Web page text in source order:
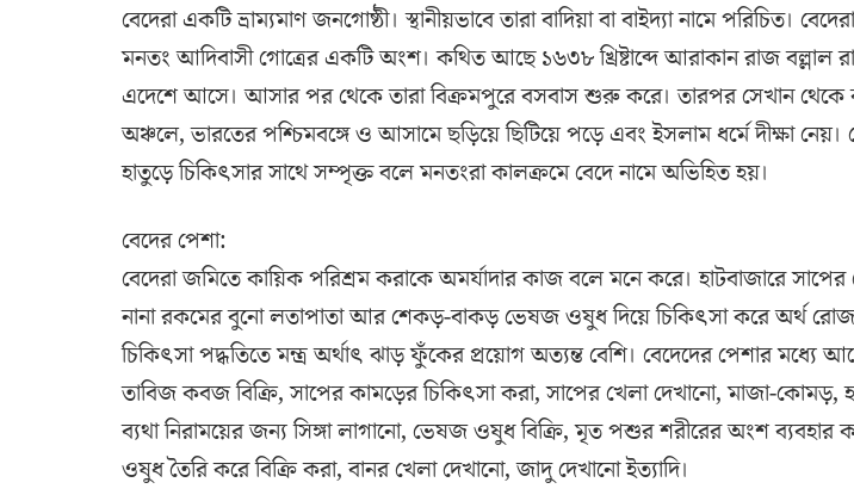
বেদেরা একটি ভ্রাম্যমাণ জনগোষ্ঠী। স্থানীয়ভাবে তারা বাদিয়া বা বাইদ্যা নামে পরিচিত।
মনতং আদিবাসী গোত্রের একটি অংশ। কথিত আছে ১৬৩৮ খ্রিষ্টাব্দে আরাকান রাজ বল্লাল
এদেশে আসে। আসার পর থেকে তারা বিক্রমপুরে বসবাস শুরু করে। তারপর সেখান থেকে
অঞ্চলে, ভারতের পশ্চিমবঙ্গে ও আসামে ছড়িয়ে ছিটিয়ে পড়ে এবং ইসলাম ধর্মে দীক্ষা নেয়।
হাতুড়ে চিকিৎসার সাথে সম্পৃক্ত বলে মনতংরা কালক্রমে বেদে নামে অভিহিত হয়।
বেদের পেশা:
বেদেরা জমিতে কায়িক পরিশ্রম করাকে অমর্যাদার কাজ বলে মনে করে। হাটবাজারে
নানা রকমের বুনো লতাপাতা আর শেকড়-বাকড় ভেষজ ওষুধ দিয়ে চিকিৎসা করে অর্থ
চিকিৎসা পদ্ধতিতে মন্ত্র অর্থাৎ ঝাড় ফুঁকের প্রয়োগ অত্যন্ত বেশি। বেদেদের পেশার মধ্যে
তাবিজ কবজ বিক্রি, সাপের কামড়ের চিকিৎসা করা, সাপের খেলা দেখানো, মাজা-কোমড়,
ব্যথা নিরাময়ের জন্য সিঙ্গা লাগানো, ভেষজ ওষুধ বিক্রি, মৃত পশুর শরীরের অংশ ব্যবহার
ওষুধ তৈরি করে বিক্রি করা, বানর খেলা দেখানো, জাদু দেখানো ইত্যাদি।